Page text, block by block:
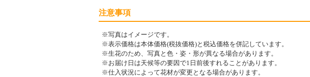
注意事項
※写真はイメージです。
※表示価格は本体価格(税抜価格)と税込価格を併記しています。
※生花のため、写真と色・姿・形が異なる場合があります。
※お届け日は天候等の要因で1日前後すれることがあります。
※仕入状況によって花材が変更となる場合があります。